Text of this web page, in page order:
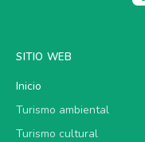
SITIO WEB
Inicio
Turismo ambiental
Turismo cultural